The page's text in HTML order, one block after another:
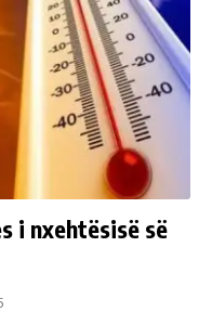
i nxehtësisë së